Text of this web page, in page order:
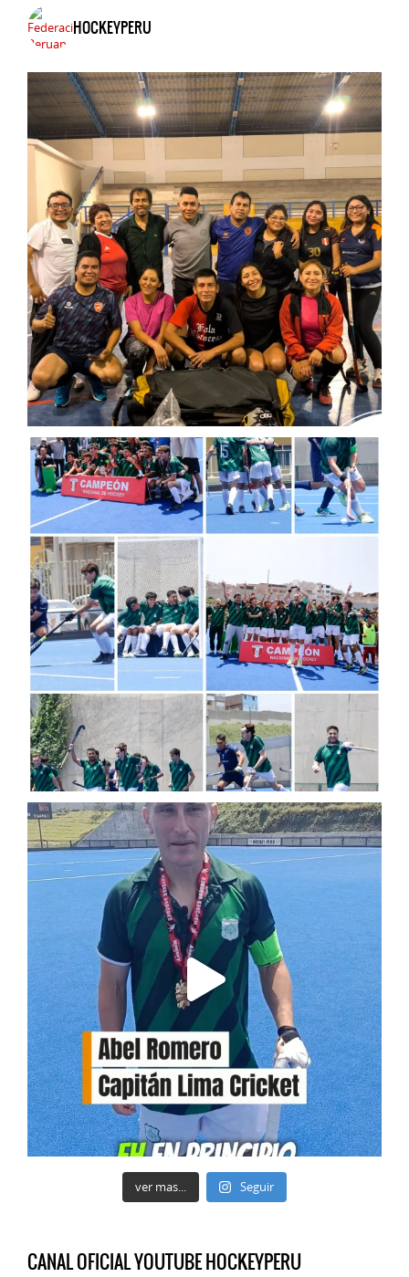
HOCKEYPERU
ver mas... Seguir
CANAL OFICIAL YOUTUBE HOCKEYPERU